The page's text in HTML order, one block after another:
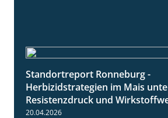
Standortreport Ronneburg -
Herbizidstrategien im Mais
Resistenzdruck und
20.04.2026